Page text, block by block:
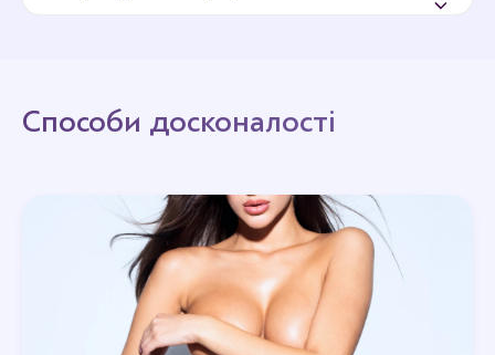
наркоз на газі Севофлуран, який забезпечує легке
входження та вихід. Тривалість операції – 15-25
Способи досконалості